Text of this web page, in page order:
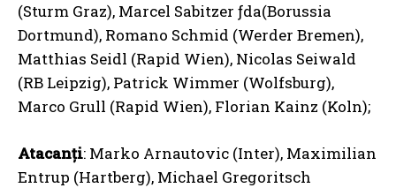
(Sturm Graz), Marcel Sabitzer ƒda(Borussia
Dortmund), Romano Schmid (Werder Bremen),
Matthias Seidl (Rapid Wien), Nicolas Seiwald
(RB Leipzig), Patrick Wimmer (Wolfsburg),
Marco Grull (Rapid Wien), Florian Kainz (Koln);
Atacanți: Marko Arnautovic (Inter), Maximilian
Entrup (Hartberg), Michael Gregoritsch